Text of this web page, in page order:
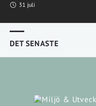
31 juli
DET SENASTE